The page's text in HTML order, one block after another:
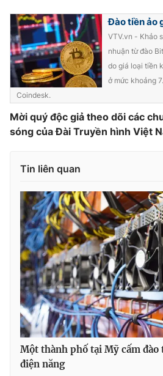
Nhân vật
Khán giả
Giải sao mai
Âm nhạc
Sao
Đời sống
Du lịch
Làm đẹp
Chất lượng cuộc sống
Giáo dục
Tuyển sinh
Học trực tuyến
Công nghệ
Hitech Công nghệ tương lai
Sản phẩm
Giao lưu trực tuyến
Chuyên mục khác
Emagazine
Photo
Video
VTV Money VTV
VTV Sức khoẻ
Đào tiền ảo
VTV.vn - Khảo
nhuận từ đào
do giá loại tiền
ở mức khoảng
Coindesk.
Mời quý độc giả theo dõi các
sóng của Đài Truyền hình Việt
Tin liên quan
Một thành phố tại Mỹ cấm đào
điện năng